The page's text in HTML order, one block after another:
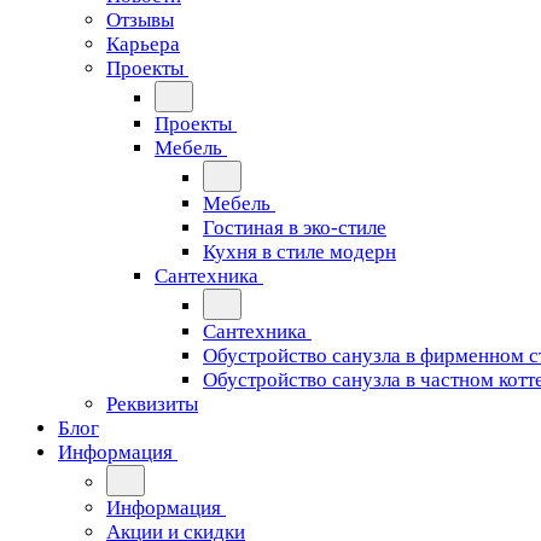
Отзывы
Карьера
Проекты
Проекты
Мебель
Мебель
Гостиная в эко-стиле
Кухня в стиле модерн
Сантехника
Сантехника
Обустройство санузла в фирменном
Обустройство санузла в частном
Реквизиты
Блог
Информация
Информация
Акции и скидки